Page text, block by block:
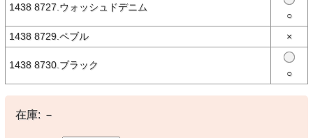
about NEW ERA® － ニューエラについて －
New Era®は米国で1920年に設立された100年を超える歴史を持つス
ポーツ・ライフスタイルブランドです。
MLB（メジャーリーグベースボール）唯一の公式選手用キャップサ
プライヤーであり、そのルーツはスポーツにありますが、数多くのブ
ランド、アーティストとのコラボレーションや、新しいスタイル、カ
テゴリーの商品を生み続けることで、ファッション・カルチャーの領
域でも高い支持を受けています。
代表的なモデルの59FIFTY®をはじめ、多彩なシルエットのヘッドウ
を展開しています。
1438 8727.ウォッシュドデニム
○
1438 8729.ペブル
×
1438 8730.ブラック
○
在庫: －